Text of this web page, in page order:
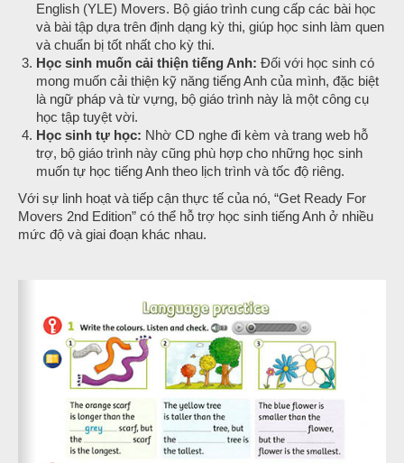
English (YLE) Movers. Bộ giáo trình cung cấp các bài học
và bài tập dựa trên định dạng kỳ thi, giúp học sinh làm quen
và chuẩn bị tốt nhất cho kỳ thi.
Học sinh muốn cải thiện tiếng Anh: Đối với học sinh có
mong muốn cải thiện kỹ năng tiếng Anh của mình, đặc biệt
là ngữ pháp và từ vựng, bộ giáo trình này là một công cụ
học tập tuyệt vời.
Học sinh tự học: Nhờ CD nghe đi kèm và trang web hỗ
trợ, bộ giáo trình này cũng phù hợp cho những học sinh
muốn tự học tiếng Anh theo lịch trình và tốc độ riêng.
Với sự linh hoạt và tiếp cận thực tế của nó, “Get Ready For
Movers 2nd Edition” có thể hỗ trợ học sinh tiếng Anh ở nhiều
mức độ và giai đoạn khác nhau.